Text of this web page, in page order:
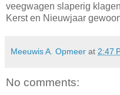
veegwagen slaperig
Kerst en Nieuwjaar
Meeuwis A. Opmeer at 2:47
No comments: